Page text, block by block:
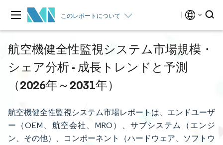
このレポートについて
航空機健全性監視システム市場規模・
シェア分析 - 成長トレンドと予測
（2026年～2031年）
航空機健全性監視システム市場レポートは、エンドユーザ
ー（OEM、航空会社、MRO）、サブシステム（エンジ
ン、その他）、コンポーネント（ハードウェア、ソフトウ